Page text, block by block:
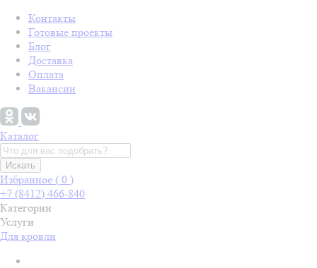
Контакты
Готовые проекты
Блог
Доставка
Оплата
Вакансии
Каталог
Искать
Избранное ( 0 )
+7 (8412) 466-840
Категории
Услуги
Для кровли